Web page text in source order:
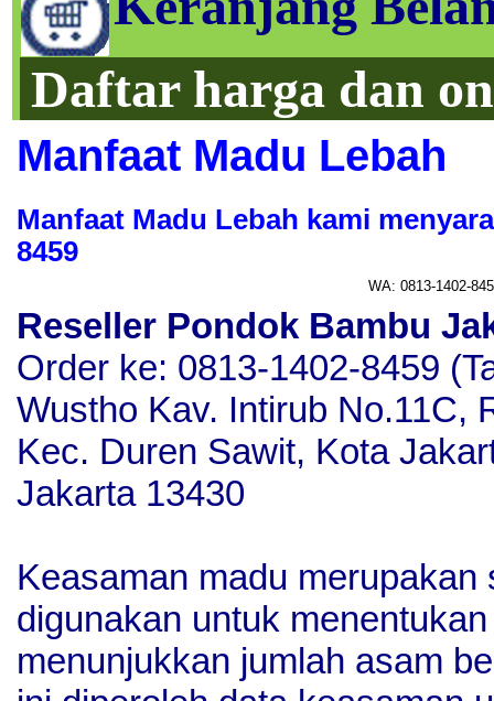
Daftar harga dan
Manfaat Madu Lebah
Manfaat Madu Lebah kami
8459
WA: 0813-1402-
Reseller Pondok Bambu
Order ke: 0813-1402-8459
Wustho Kav. Intirub No.11C,
Kec. Duren Sawit, Kota
Jakarta 13430
Keasaman madu
digunakan untuk
menunjukkan jumlah asam